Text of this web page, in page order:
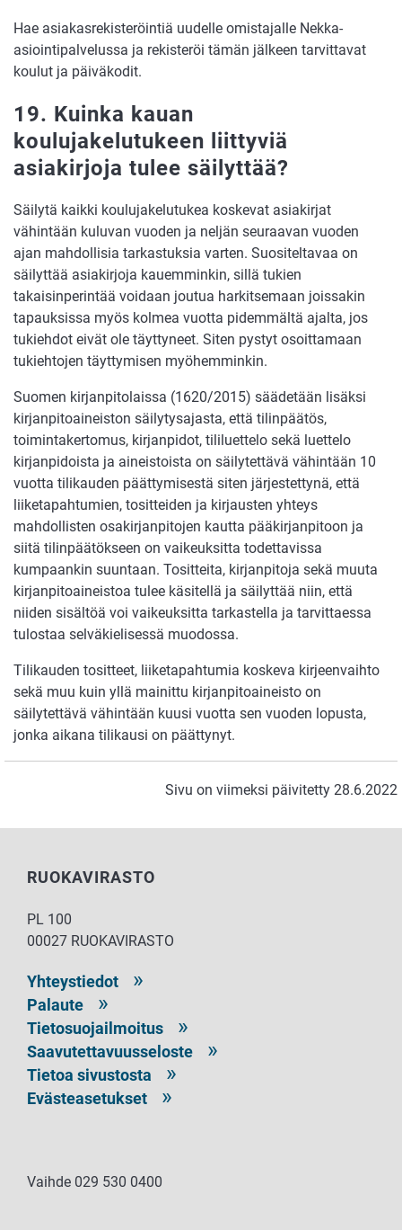
Hae asiakasrekisteröintiä uudelle omistajalle Nekka-
asiointipalvelussa ja rekisteröi tämän jälkeen tarvittavat
koulut ja päiväkodit.
19. Kuinka kauan
koulujakelutukeen liittyviä
asiakirjoja tulee säilyttää?
Säilytä kaikki koulujakelutukea koskevat asiakirjat
vähintään kuluvan vuoden ja neljän seuraavan vuoden
ajan mahdollisia tarkastuksia varten. Suositeltavaa on
säilyttää asiakirjoja kauemminkin, sillä tukien
takaisinperintää voidaan joutua harkitsemaan joissakin
tapauksissa myös kolmea vuotta pidemmältä ajalta, jos
tukiehdot eivät ole täyttyneet. Siten pystyt osoittamaan
tukiehtojen täyttymisen myöhemminkin.
Suomen kirjanpitolaissa (1620/2015) säädetään lisäksi
kirjanpitoaineiston säilytysajasta, että tilinpäätös,
toimintakertomus, kirjanpidot, tililuettelo sekä luettelo
kirjanpidoista ja aineistoista on säilytettävä vähintään 10
vuotta tilikauden päättymisestä siten järjestettynä, että
liiketapahtumien, tositteiden ja kirjausten yhteys
mahdollisten osakirjanpitojen kautta pääkirjanpitoon ja
siitä tilinpäätökseen on vaikeuksitta todettavissa
kumpaankin suuntaan. Tositteita, kirjanpitoja sekä muuta
kirjanpitoaineistoa tulee käsitellä ja säilyttää niin, että
niiden sisältöä voi vaikeuksitta tarkastella ja tarvittaessa
tulostaa selväkielisessä muodossa.
Tilikauden tositteet, liiketapahtumia koskeva kirjeenvaihto
sekä muu kuin yllä mainittu kirjanpitoaineisto on
säilytettävä vähintään kuusi vuotta sen vuoden lopusta,
jonka aikana tilikausi on päättynyt.
Sivu on viimeksi päivitetty 28.6.2022
RUOKAVIRASTO
PL 100
00027 RUOKAVIRASTO
Yhteystiedot
Palaute
Tietosuojailmoitus
Saavutettavuusseloste
Tietoa sivustosta
Evästeasetukset
Vaihde 029 530 0400